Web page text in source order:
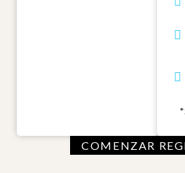
COMENZAR